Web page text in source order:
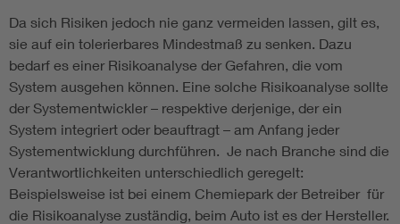
Da sich Risiken jedoch nie ganz vermeiden lassen, gilt es,
sie auf ein tolerierbares Mindestmaß zu senken. Dazu
bedarf es einer Risikoanalyse der Gefahren, die vom
System ausgehen können. Eine solche Risikoanalyse sollte
der Systementwickler – respektive derjenige, der ein
System integriert oder beauftragt – am Anfang jeder
Systementwicklung durchführen. Je nach Branche sind die
Verantwortlichkeiten unterschiedlich geregelt:
Beispielsweise ist bei einem Chemiepark der Betreiber für
die Risikoanalyse zuständig, beim Auto ist es der Hersteller.